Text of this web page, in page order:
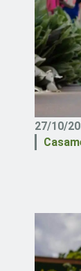
27/10/